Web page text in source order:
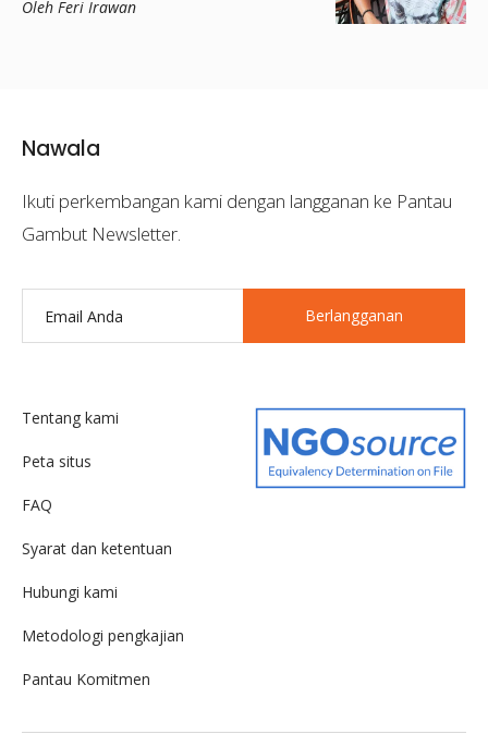
Oleh Feri Irawan
Nawala
Ikuti perkembangan kami dengan langganan ke Pantau
Gambut Newsletter.
Berlangganan
Tentang kami
Peta situs
FAQ
Syarat dan ketentuan
Hubungi kami
Metodologi pengkajian
Pantau Komitmen